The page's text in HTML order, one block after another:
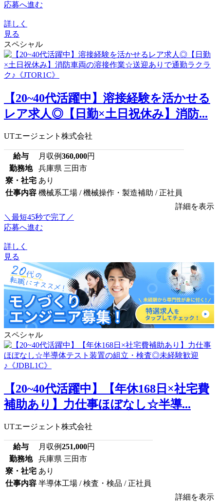
応募へ進む
詳しく
見る
スペシャル
【20~40代活躍中】溶接経験を活かせる
レア求人◎【日勤×土日祝休み】消防...
UTエージェント株式会社
給与 月収例360,000円
勤務地
兵庫県 三田市
寮・社宅 あり
仕事内容 機械系工場 / 機械操作・製造補助 / 正社員
詳細を表示
＼最短45秒で完了／
応募へ進む
詳しく
見る
スペシャル
【20~40代活躍中】【年休168日×社宅費
補助あり】力仕事ほぼなし☆半導...
UTエージェント株式会社
給与 月収例251,000円
勤務地
兵庫県 三田市
寮・社宅 あり
仕事内容 半導体工場 / 検査・検品 / 正社員
詳細を表示